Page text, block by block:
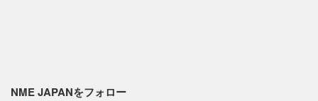
NME JAPANをフォロー